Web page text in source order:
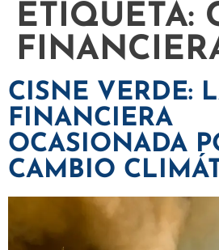
ETIQUETA:
CISNE VERDE:
FINANCIERA
OCASIONADA
CAMBIO